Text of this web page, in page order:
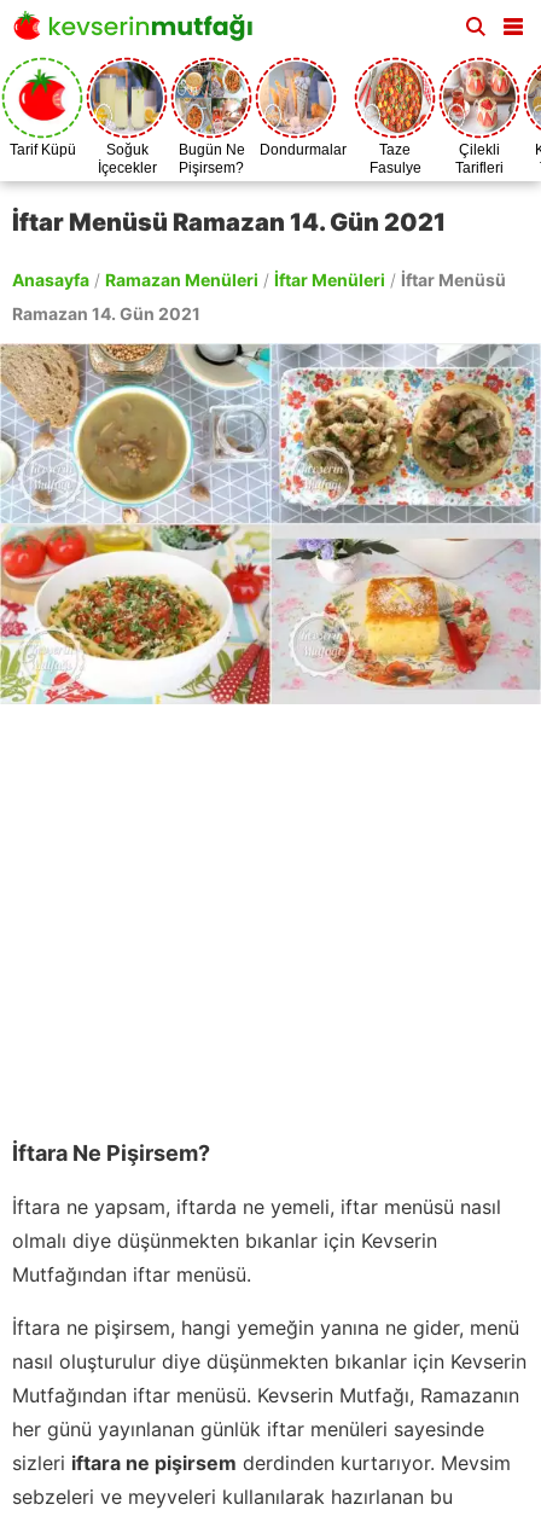
Tarif Küpü
Soğuk
İçecekler
Bugün Ne
Pişirsem?
Dondurmalar
Taze
Fasulye
Zamanı
Çilekli
Tarifleri
İftar Menüsü Ramazan 14. Gün 2021
Anasayfa / Ramazan Menüleri / İftar Menüleri / İftar Menüsü
Ramazan 14. Gün 2021
İftara Ne Pişirsem?
İftara ne yapsam, iftarda ne yemeli, iftar menüsü nasıl
olmalı diye düşünmekten bıkanlar için Kevserin
Mutfağından iftar menüsü.
İftara ne pişirsem, hangi yemeğin yanına ne gider, menü
nasıl oluşturulur diye düşünmekten bıkanlar için Kevserin
Mutfağından iftar menüsü. Kevserin Mutfağı, Ramazanın
her günü yayınlanan günlük iftar menüleri sayesinde
sizleri iftara ne pişirsem derdinden kurtarıyor. Mevsim
sebzeleri ve meyveleri kullanılarak hazırlanan bu